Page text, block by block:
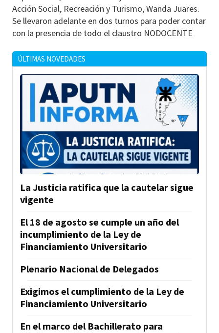
Acción Social, Recreación y Turismo, Wanda Juares.
Se llevaron adelante en dos turnos para poder contar
con la presencia de todo el claustro NODOCENTE
ÚLTIMAS NOVEDADES
La Justicia ratifica que la cautelar sigue
vigente
El 18 de agosto se cumple un año del
incumplimiento de la Ley de
Financiamiento Universitario
Plenario Nacional de Delegados
Exigimos el cumplimiento de la Ley de
Financiamiento Universitario
En el marco del Bachillerato para